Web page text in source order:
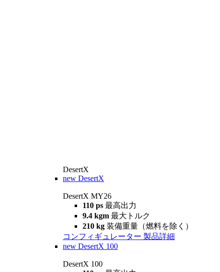
DesertX
new DesertX
DesertX MY26
110 ps 最高出力
9.4 kgm 最大トルク
210 kg 装備重量（燃料を除く）
コンフィギュレーター 製品詳細
new DesertX 100
DesertX 100